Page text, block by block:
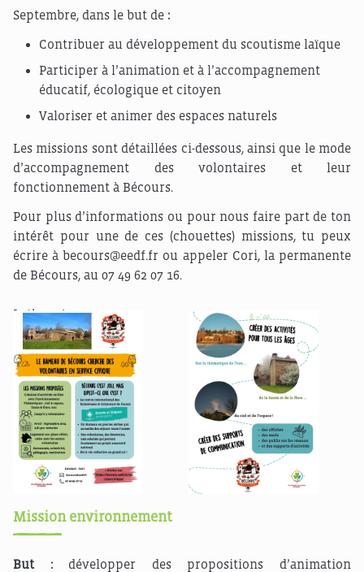
Septembre, dans le but de :
Contribuer au développement du scoutisme laïque
Participer à l’animation et à l’accompagnement
éducatif, écologique et citoyen
Valoriser et animer des espaces naturels
Les missions sont détaillées ci-dessous, ainsi que le mode
d’accompagnement des volontaires et leur
fonctionnement à Bécours.
Pour plus d’informations ou pour nous faire part de ton
intérêt pour une de ces (chouettes) missions, tu peux
écrire à becours@eedf.fr ou appeler Cori, la permanente
de Bécours, au 07 49 62 07 16.
Let’s go !
Mission environnement
But :développer des propositions d’animation